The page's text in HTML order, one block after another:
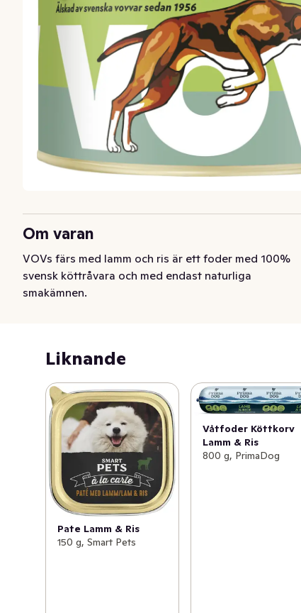
Om varan
VOVs färs med lamm och ris är ett foder med 100%
svensk köttråvara och med endast naturliga
smakämnen.
Liknande
Pate Lamm & Ris
150 g, Smart Pets
Våtfoder Köttkorv
Lamm & Ris
800 g, PrimaDog